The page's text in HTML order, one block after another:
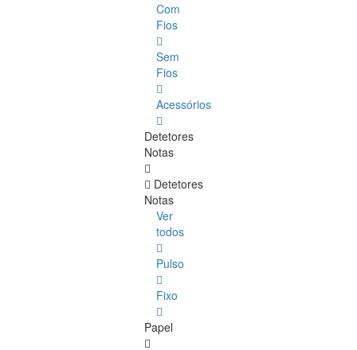
Com
Fios
Sem
Fios
Acessórios
Detetores
Notas
Detetores
Notas
Ver
todos
Pulso
Fixo
Papel